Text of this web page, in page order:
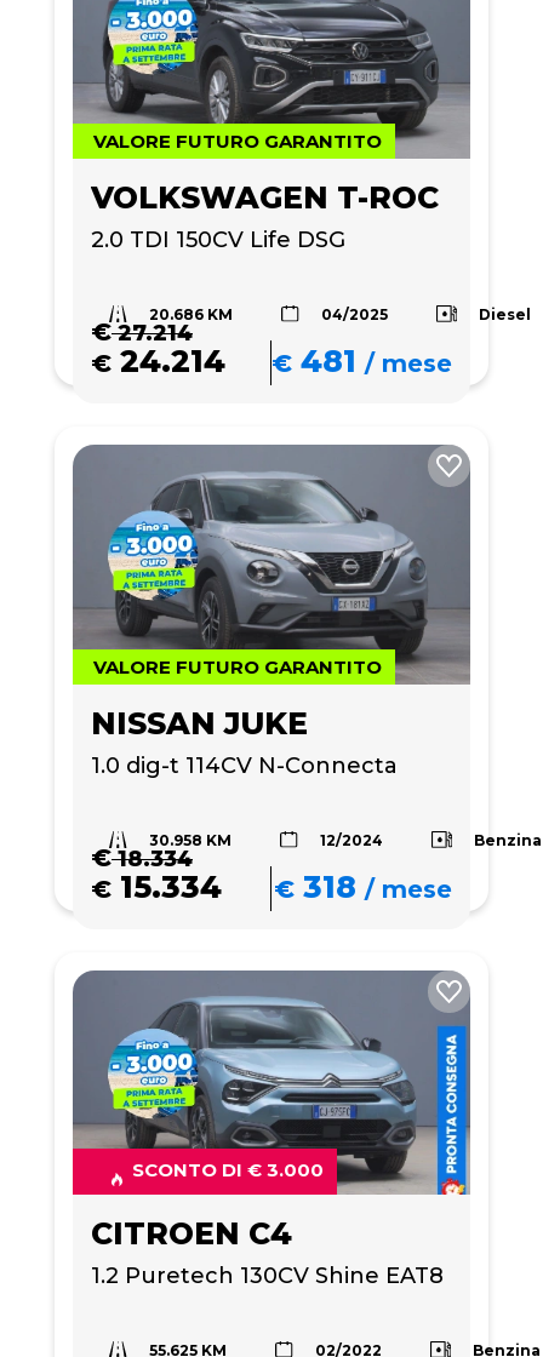
VALORE FUTURO GARANTITO
VOLKSWAGEN T-ROC
2.0 TDI 150CV Life DSG
20.686 KM 04/2025 Diesel
€27.214
€ 24.214 € 481 /mese
VALORE FUTURO GARANTITO
NISSAN JUKE
1.0 dig-t 114CV N-Connecta
30.958 KM 12/2024 Benzina
€18.334
€ 15.334 € 318 /mese
SCONTO DI € 3.000
CITROEN C4
1.2 Puretech 130CV Shine EAT8
55.625 KM 02/2022 Benzina